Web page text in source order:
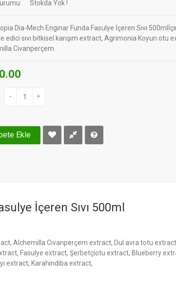
Stokda Yok !
Dia-Mech Enginar Funda Fasulye İçeren Sıvı
edici sıvı bitkisel karışım extract, Agrimonia Koyun otu
Civanperçem
- +
Ekle
İçeren Sıvı 500ml
Alchemilla Civanperçem extract, Dul avra totu
Fasulye extract, Şerbetçiotu extract, Blueberry
extract, Karahindiba extract,